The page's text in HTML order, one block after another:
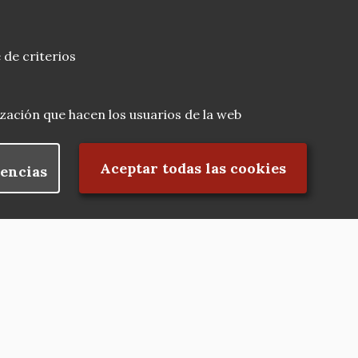
de criterios
que hacen los usuarios de la web
Aceptar todas las cookies
Rechazar el consentimiento